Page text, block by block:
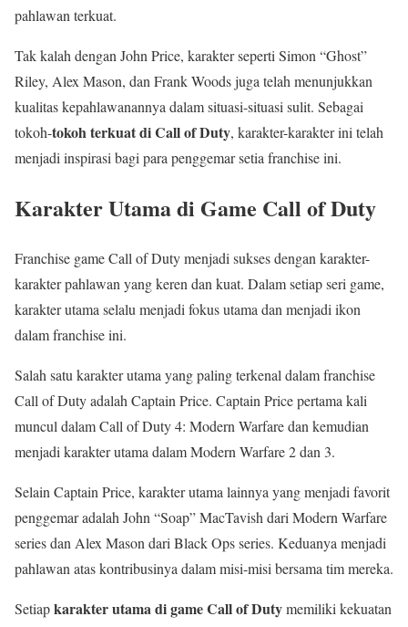
pahlawan terkuat.
Tak kalah dengan John Price, karakter seperti Simon “Ghost”
Riley, Alex Mason, dan Frank Woods juga telah menunjukkan
kualitas kepahlawanannya dalam situasi-situasi sulit. Sebagai
tokoh-tokoh terkuat di Call of Duty, karakter-karakter ini telah
menjadi inspirasi bagi para penggemar setia franchise ini.
Karakter Utama di Game Call of Duty
Franchise game Call of Duty menjadi sukses dengan karakter-
karakter pahlawan yang keren dan kuat. Dalam setiap seri game,
karakter utama selalu menjadi fokus utama dan menjadi ikon
dalam franchise ini.
Salah satu karakter utama yang paling terkenal dalam franchise
Call of Duty adalah Captain Price. Captain Price pertama kali
muncul dalam Call of Duty 4: Modern Warfare dan kemudian
menjadi karakter utama dalam Modern Warfare 2 dan 3.
Selain Captain Price, karakter utama lainnya yang menjadi favorit
penggemar adalah John “Soap” MacTavish dari Modern Warfare
series dan Alex Mason dari Black Ops series. Keduanya menjadi
pahlawan atas kontribusinya dalam misi-misi bersama tim mereka.
Setiapkarakter utama di game Call of Dutymemiliki kekuatan